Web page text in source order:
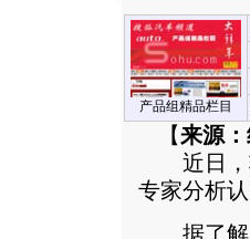
产品组精品栏目
【来源
近日，轿
专家分析
据了解，